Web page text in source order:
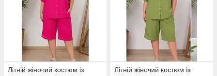
Літній жіночий костюм із
Літній жіночий костюм із